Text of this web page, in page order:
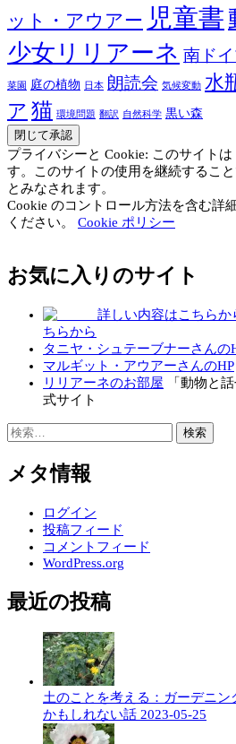
ット・アウアー 児童書
少女リリアーネ 南ド
菜園 庭の植物 日本 朗読会 気候変動 水
ア 猫 環境問題 翻訳 自然科学 黒い森
プライバシーと Cookie: このサイト
す。このサイトの使用を継続するこ
とみなされます。
Cookie のコントロール方法を含む詳
ください。 Cookie ポリシー
お気に入りのサイト
ちらから
タニヤ・シュテーブナーさんの
マルギット・アウアーさんのHP
リリアーネのお部屋 「動物と
式サイト
検
索:
メタ情報
ログイン
投稿フィード
コメントフィード
WordPress.org
最近の投稿
土のことを考える：ガーデニン
かもしれない話 2023-05-25